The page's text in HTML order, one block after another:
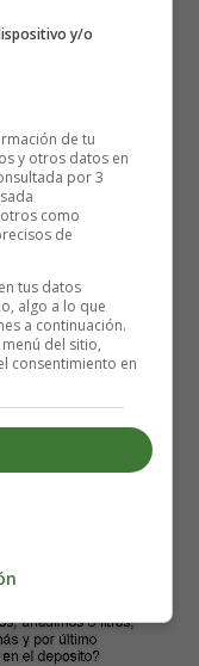
didácticas
14 y
hay ahora en la
y/o
de tu
y otros datos en
por 3
como
de
tus datos
algo a lo que
a continuación.
del sitio,
consentimiento en